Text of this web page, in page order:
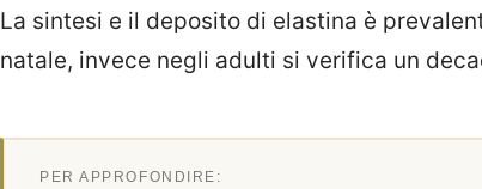
La sintesi e il deposito di elastina è
natale, invece negli adulti si verifica un